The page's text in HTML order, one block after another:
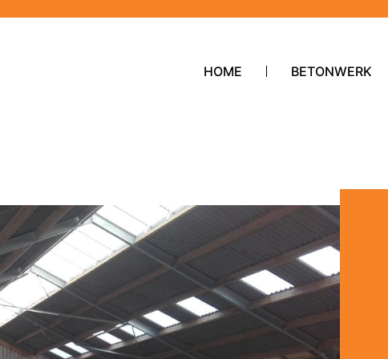
HOME BETONWERK